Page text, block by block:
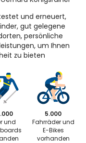
und erneuert,
gut gelegene
persönliche
um Ihnen
zu bieten
und
5.000
Fahrräder und
E-Bikes
vorhanden